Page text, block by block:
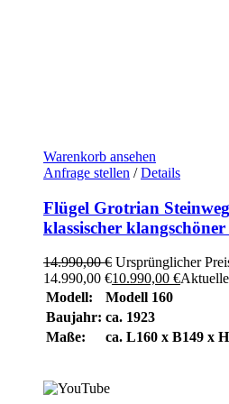
Warenkorb ansehen
Anfrage stellen / Details
Flügel Grotrian
klassischer
14.990,00€ Ursprünglicher
14.990,00 €10.990,00 €
Modell:
Modell 160
Baujahr: ca. 1923
Maße:
ca. L160 x B149 x